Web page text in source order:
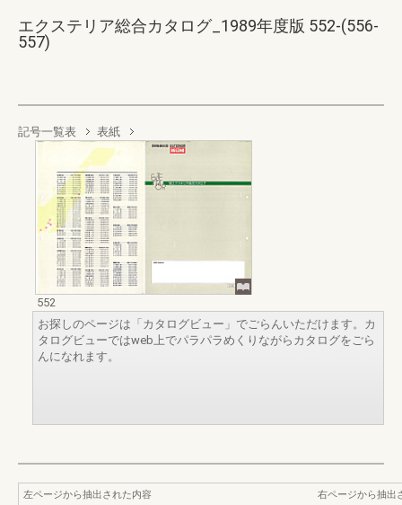
エクステリア総合カタログ_1989年度版 552-(556-
557)
記号一覧表 表紙
552
お探しのページは「カタログビュー」でごらんいただけます。カ
タログビューではweb上でパラパラめくりながらカタログをごら
んになれます。
左ページから抽出された内容
右ページから抽出